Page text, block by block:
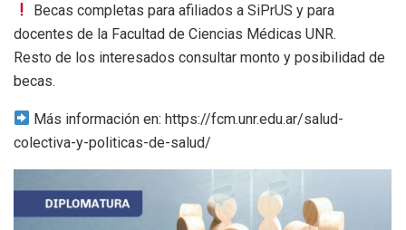
Becas completas para afiliados a SiPrUS y para
docentes de la Facultad de Ciencias Médicas UNR.
Resto de los interesados consultar monto y posibilidad de
becas.
Más información en: https://fcm.unr.edu.ar/salud-
colectiva-y-politicas-de-salud/